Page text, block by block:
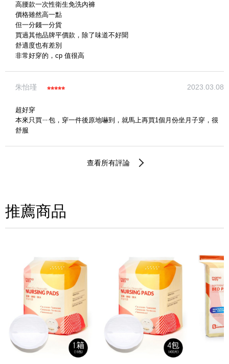
高腰款一次性衛生免洗內褲
價格雖然高一點
但一分錢一分貨
買過其他品牌平價款，除了味道不好聞
舒適度也有差別
非常好穿的，cp 值很高
朱怡瑾 2023.03.08
超好穿
本來只買ㄧ包，穿一件後原地嚇到，就馬上再買1個月份坐月子穿，很
舒服
查看所有評論
推薦商品